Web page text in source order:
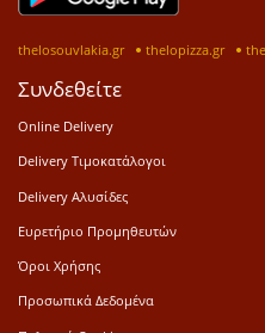
thelosouvlakia.gr thelopizza.gr
Συνδεθείτε
Online Delivery
Delivery Τιμοκατάλογοι
Delivery Αλυσίδες
Ευρετήριο Προμηθευτών
Όροι Χρήσης
Προσωπικά Δεδομένα